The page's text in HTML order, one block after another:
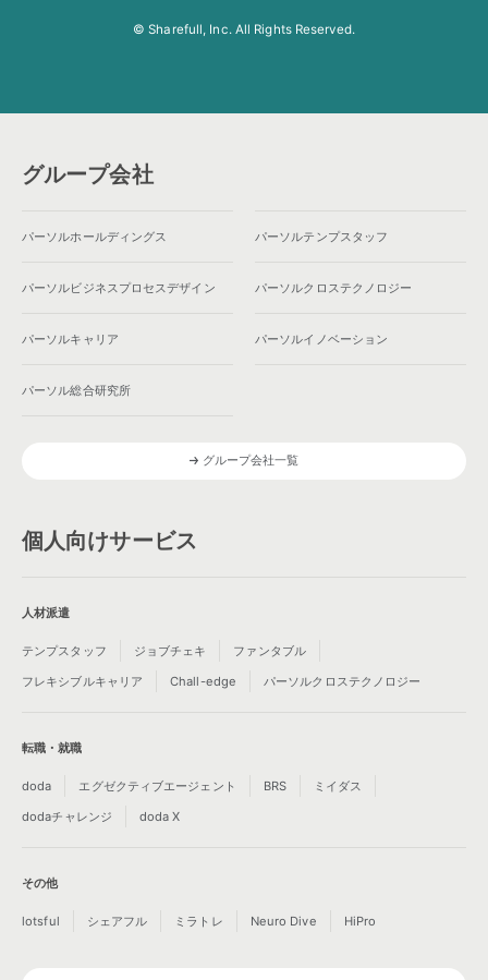
© Sharefull, Inc. All Rights Reserved.
グループ会社
パーソルホールディングス パーソルテンプスタッフ
パーソルビジネスプロセスデザイン パーソルクロステクノロジー
パーソルキャリア パーソルイノベーション
パーソル総合研究所
グループ会社一覧
個人向けサービス
人材派遣
テンプスタッフ ジョブチェキ
ファンタブル
フレキシブルキャリア
Chall-edge パーソルクロステクノロジー
転職・就職
doda エグゼクティブエージェント BRS
ミイダス
dodaチャレンジ
doda X
その他
lotsful シェアフル ミラトレ Neuro Dive HiPro